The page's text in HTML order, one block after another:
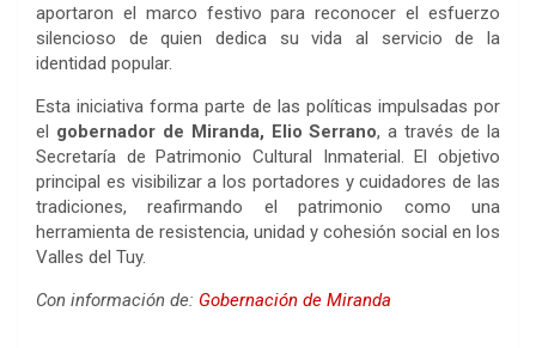
aportaron el marco festivo para reconocer el esfuerzo
silencioso de quien dedica su vida al servicio de la
identidad popular.
Esta iniciativa forma parte de las políticas impulsadas por
el gobernador de Miranda, Elio Serrano, a través de la
Secretaría de Patrimonio Cultural Inmaterial. El objetivo
principal es visibilizar a los portadores y cuidadores de las
tradiciones, reafirmando el patrimonio como una
herramienta de resistencia, unidad y cohesión social en los
Valles del Tuy.
Con información de: Gobernación de Miranda